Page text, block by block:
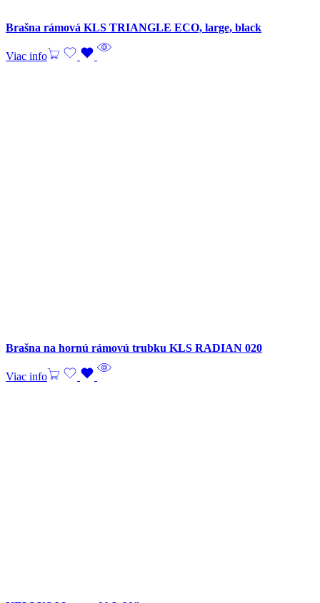
Brašna rámová KLS TRIANGLE ECO, large, black
Viac info
Brašna na hornú rámovú trubku KLS RADIAN 020
Viac info